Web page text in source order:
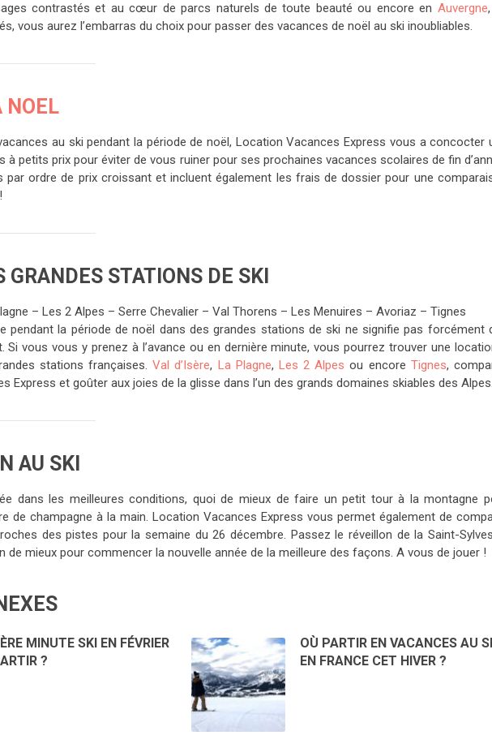
contrastés et au cœur de parcs naturels de toute beauté ou encore en Auvergne
vous aurez l’embarras du choix pour passer des vacances de noël au ski inoubliables.
NOEL
au ski pendant la période de noël, Location Vacances Express vous a concocter
petits prix pour éviter de vous ruiner pour ses prochaines vacances scolaires de fin
ordre de prix croissant et incluent également les frais de dossier pour une
GRANDES STATIONS DE SKI
– Les 2 Alpes – Serre Chevalier – Val Thorens – Les Menuires – Avoriaz – Tignes
pendant la période de noël dans des grandes stations de ski ne signifie pas forcément
Si vous vous y prenez à l’avance ou en dernière minute, vous pourrez trouver une
stations françaises.Val d’Isère, La Plagne, Les 2 Alpes ou encore Tignes,
Express et goûter aux joies de la glisse dans l’un des grands domaines skiables des Alpes.
AU SKI
dans les meilleures conditions, quoi de mieux de faire un petit tour à la montagne
de champagne à la main. Location Vacances Express vous permet également de
des pistes pour la semaine du 26 décembre. Passez le réveillon de la Saint-
de mieux pour commencer la nouvelle année de la meilleure des façons. A vous de jouer !
MINUTE SKI EN FÉVRIER
?
OÙ PARTIR EN VACANCES AU
EN FRANCE CET HIVER ?